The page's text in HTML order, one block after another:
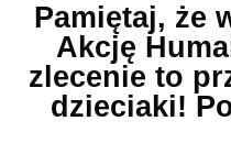
Pamiętaj, że
Akcję
zlecenie to
dzieciaki!